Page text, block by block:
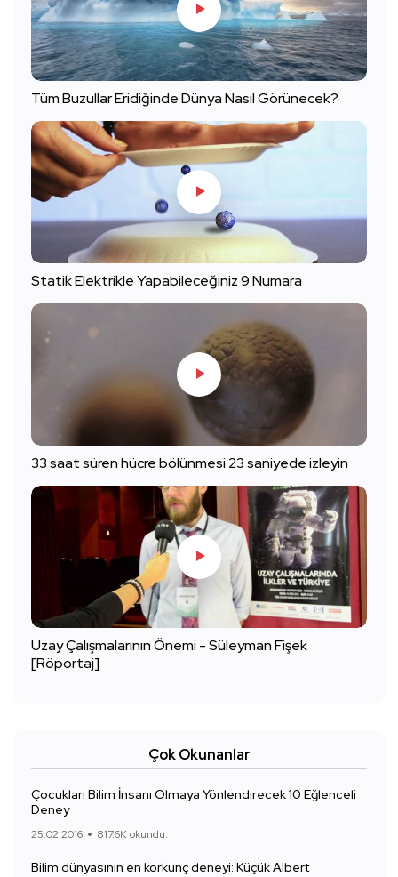
Tüm Buzullar Eridiğinde Dünya Nasıl Görünecek?
Statik Elektrikle Yapabileceğiniz 9 Numara
33 saat süren hücre bölünmesi 23 saniyede izleyin
Uzay Çalışmalarının Önemi - Süleyman Fişek
[Röportaj]
Çok Okunanlar
Çocukları Bilim İnsanı Olmaya Yönlendirecek 10 Eğlenceli
Deney
25.02.2016 817.6K okundu.
Bilim dünyasının en korkunç deneyi: Küçük Albert